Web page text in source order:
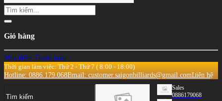
Giỏ hàng
Mua thêm Thanh toán
Thời gian làm việc: Thứ 2 - Thứ 7 ( 8:00 - 18:00)
Hotline: 0886.179.068Email: customer.saigonbilliards@gmail.comLiên hệ
Sales
0886179068